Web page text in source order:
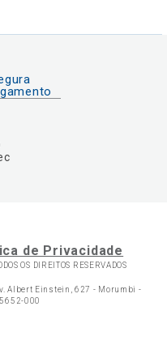
de Privacidade
OS DIREITOS RESERVADOS
Albert Einstein, 627 - Morumbi -
000